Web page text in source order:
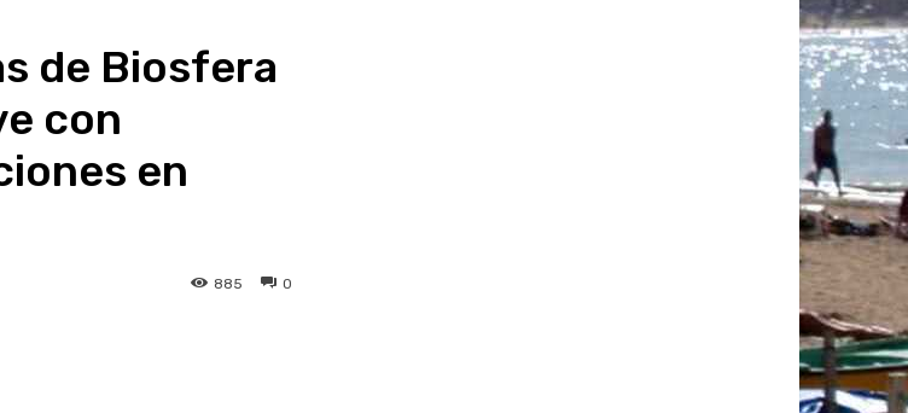
de Biosfera
con
en
0
885